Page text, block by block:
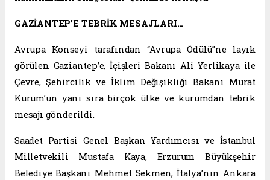
GAZİANTEP’E TEBRİK MESAJLARI…
Avrupa Konseyi tarafından “Avrupa Ödülü”ne layık
görülen Gaziantep’e, İçişleri Bakanı Ali Yerlikaya ile
Çevre, Şehircilik ve İklim Değişikliği Bakanı Murat
Kurum’un yanı sıra birçok ülke ve kurumdan tebrik
mesajı gönderildi.
Saadet Partisi Genel Başkan Yardımcısı ve İstanbul
Milletvekili Mustafa Kaya, Erzurum Büyükşehir
Belediye Başkanı Mehmet Sekmen, İtalya’nın Ankara